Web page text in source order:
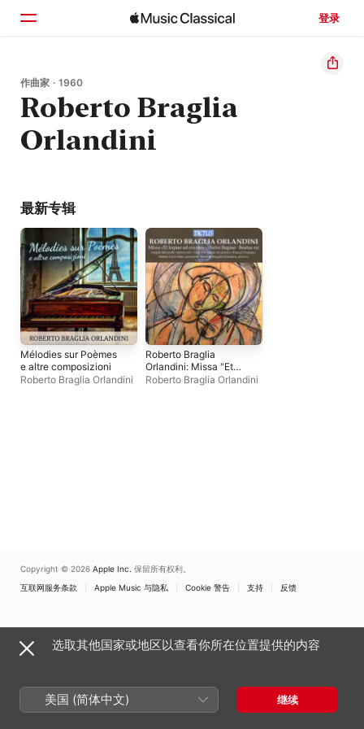
登录
主页
浏览
搜索
作曲家 · 1960
Roberto Braglia
Orlandini
最新专辑
Mélodies sur Poèmes
e altre composizioni
Roberto Braglia Orlandini
Roberto Braglia
Orlandini: Missa "Et
loquar ad cor ejus"-
Roberto Braglia Orlandini
Copyright © 2026 Apple Inc. 保留所有权利。
互联网服务条款
Apple Music 与隐私 Cookie 警告 支持 反馈
选取其他国家或地区以查看你所在位置提供的内容
美国 (简体中文) 继续